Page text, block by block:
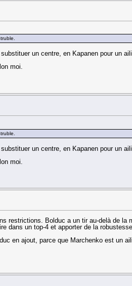
un centre, en Kapanen pour un
moi.
un centre, en Kapanen pour un
moi.
Bolduc a un tir au-delà de
dans un top-4 et apporter de la
en ajout, parce que Marchenko est un